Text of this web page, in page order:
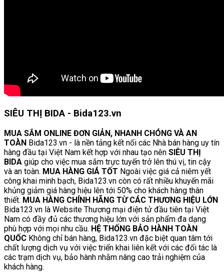
SIÊU THỊ BIDA - Bida123.vn
MUA SẮM ONLINE ĐƠN GIẢN, NHANH CHÓNG VÀ AN
TOÀN Bida123.vn - là nền tảng kết nối các Nhà bán hàng uy tín
hàng đầu tại Việt Nam kết hợp với nhau tạo nên SIÊU THỊ
BIDA giúp cho việc mua sắm trực tuyến trở lên thú vị, tin cậy
và an toàn. MUA HÀNG GIÁ TỐT Ngoài việc giá cả niêm yết
công khai minh bạch, Bida123.vn còn có rất nhiều khuyến mãi
khủng giảm giá hàng hiệu lên tới 50% cho khách hàng thân
thiết. MUA HÀNG CHÍNH HÃNG TỪ CÁC THƯƠNG HIỆU LỚN
Bida123.vn là Website Thương mại điện tử đầu tiên tại Việt
Nam có đầy đủ các thương hiệu lớn với sản phẩm đa dạng
phù hợp với mọi nhu cầu. HỆ THỐNG BẢO HÀNH TOÀN
QUỐC Không chỉ bán hàng, Bida123.vn đặc biệt quan tâm tới
chất lượng dịch vụ với việc triển khai liên kết với các đối tác là
các trạm dịch vụ, bảo hành nhằm nâng cao trải nghiệm của
khách hàng.